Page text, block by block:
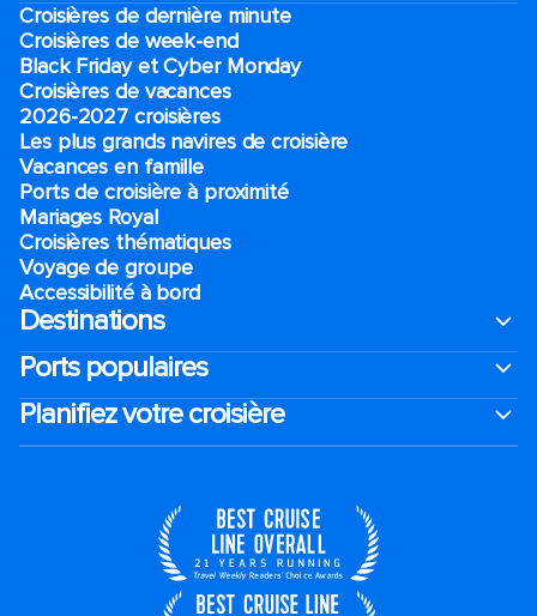
Croisières de dernière minute
Croisières de week-end
Black Friday et Cyber Monday
Croisières de vacances
2026-2027 croisières
Les plus grands navires de croisière
Vacances en famille
Ports de croisière à proximité
Mariages Royal
Croisières thématiques
Voyage de groupe​
Accessibilité à bord​
Destinations
Ports populaires
Planifiez votre croisière